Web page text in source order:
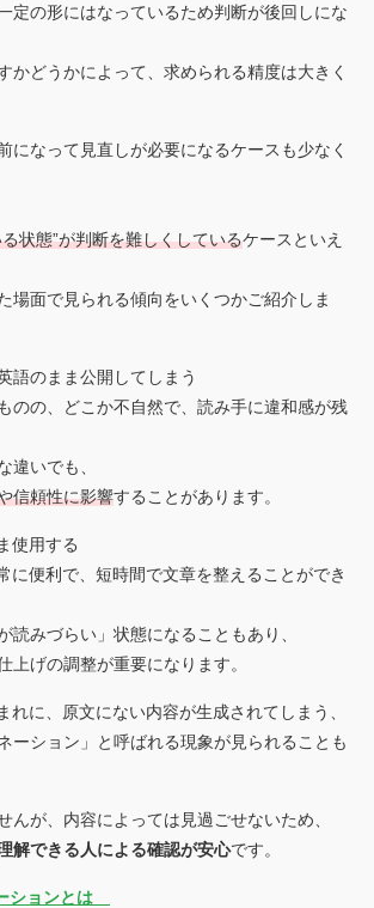
定の形にはなっているため判断が後回しにな
かどうかによって、求められる精度は大きく
になって見直しが必要になるケースも少なく
状態”が判断を難しくしているケースといえ
場面で見られる傾向をいくつかご紹介しま
語のまま公開してしまう
のの、どこか不自然で、読み手に違和感が残
違いでも、
信頼性に影響することがあります。
使用する
に便利で、短時間で文章を整えることができ
読みづらい」状態になることもあり、
上げの調整が重要になります。
れに、原文にない内容が生成されてしまう、
ーション」と呼ばれる現象が見られることも
んが、内容によっては見過ごせないため、
解できる人による確認が安心です。
ションとは